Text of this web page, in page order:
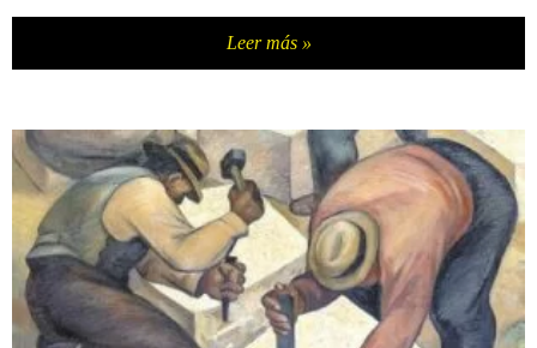
Leer más »